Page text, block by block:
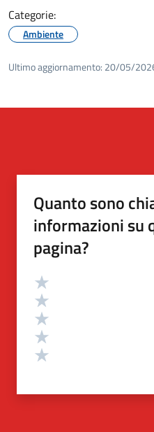
Categorie:
Ambiente
Ultimo aggiornamento: 20/05/
Quanto sono
informazioni su
pagina?
Valutazione